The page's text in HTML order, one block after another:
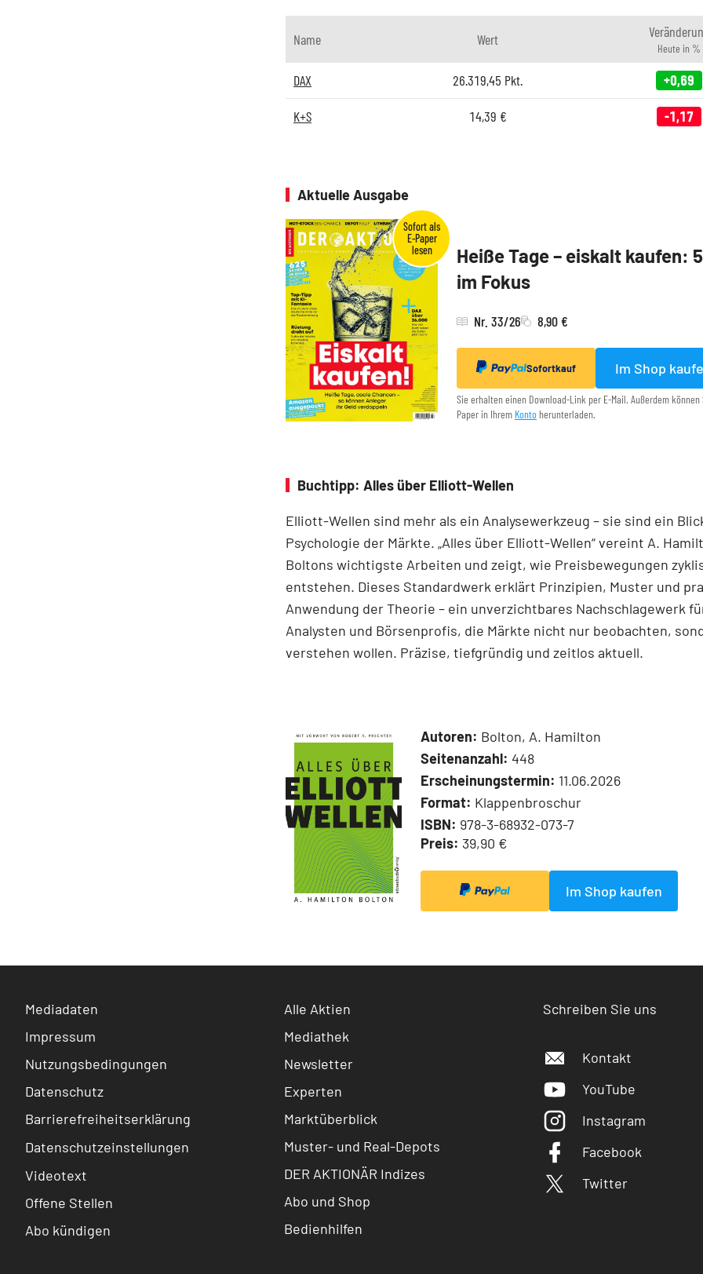
Name Wert
Heute in %
DAX 26.319,45 Pkt. +0,69
K+S 14,39 € -1,17
Aktuelle Ausgabe
Heiße Tage – eiskalt kaufen:
im Fokus
Nr. 33/26 8,90 €
Sofortkauf Im Shop
Sie erhalten einen Download-Link per E-Mail. Außerdem
Paper in Ihrem Konto herunterladen.
Buchtipp: Alles über Elliott-Wellen
Elliott-Wellen sind mehr als ein Analysewerkzeug – sie sind ein
Psychologie der Märkte. „Alles über Elliott-Wellen“ vereint A.
Boltons wichtigste Arbeiten und zeigt, wie Preisbewegungen
entstehen. Dieses Standardwerk erklärt Prinzipien, Muster und
Anwendung der Theorie – ein unverzichtbares Nachschlagewerk
Analysten und Börsenprofis, die Märkte nicht nur beobachten,
verstehen wollen. Präzise, tiefgründig und zeitlos aktuell.
Autoren: Bolton, A. Hamilton
Seitenanzahl: 448
Erscheinungstermin: 11.06.2026
Format: Klappenbroschur
ISBN: 978-3-68932-073-7
Preis: 39,90 €
Im Shop kaufen
Mediadaten
Impressum
Nutzungsbedingungen
Datenschutz
Barrierefreiheitserklärung
Datenschutzeinstellungen
Videotext
Offene Stellen
Abo kündigen
Alle Aktien
Mediathek
Newsletter
Experten
Marktüberblick
Muster- und Real-Depots
DER AKTIONÄR Indizes
Abo und Shop
Bedienhilfen
Schreiben Sie uns
Kontakt
YouTube
Instagram
Facebook
Twitter